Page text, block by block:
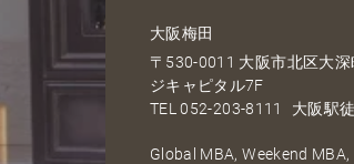
大阪梅田
〒530-0011 大阪市北区大
ジキャピタル7F
TEL052-203-8111 大阪駅
Global MBA, Weekend